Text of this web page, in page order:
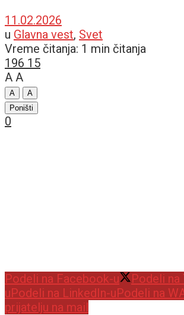
11.02.2026
u Glavna vest, Svet
Vreme čitanja: 1 min čitanja
196 15
A A
A
A
Poništi
0
Podeli na Facebook-u
Podeli
uPodeli na LinkedIn-uPodeli na
prijatelju na mail